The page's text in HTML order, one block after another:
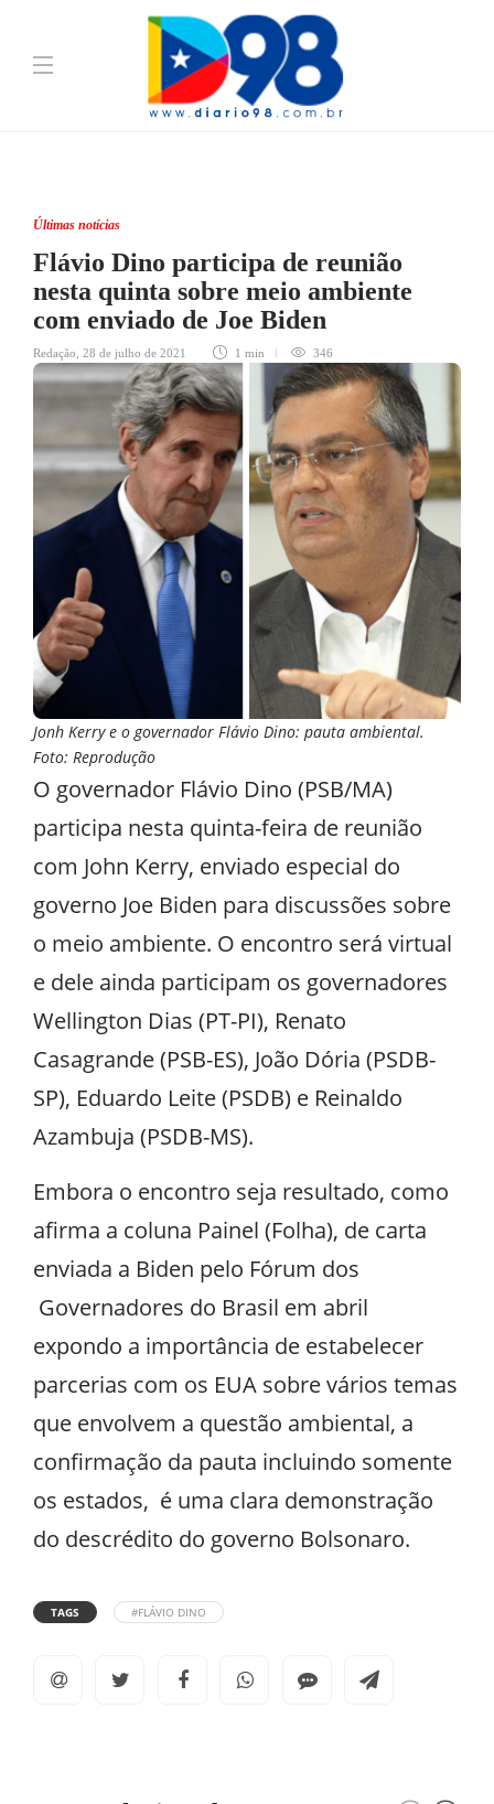
Últimas notícias
Flávio Dino participa de reunião
nesta quinta sobre meio ambiente
com enviado de Joe Biden
Redação 28 de julho de 2021 1 min 346
Jonh Kerry e o governador Flávio Dino: pauta ambiental.
Foto: Reprodução
O governador Flávio Dino (PSB/MA)
participa nesta quinta-feira de reunião
com John Kerry, enviado especial do
governo Joe Biden para discussões sobre
o meio ambiente. O encontro será virtual
e dele ainda participam os governadores
Wellington Dias (PT-PI), Renato
Casagrande (PSB-ES), João Dória (PSDB-
SP), Eduardo Leite (PSDB) e Reinaldo
Azambuja (PSDB-MS).
Embora o encontro seja resultado, como
afirma a coluna Painel (Folha), de carta
enviada a Biden pelo Fórum dos
Governadores do Brasil em abril
expondo a importância de estabelecer
parcerias com os EUA sobre vários temas
que envolvem a questão ambiental, a
confirmação da pauta incluindo somente
os estados, é uma clara demonstração
do descrédito do governo Bolsonaro.
TAGS #FLÁVIO DINO